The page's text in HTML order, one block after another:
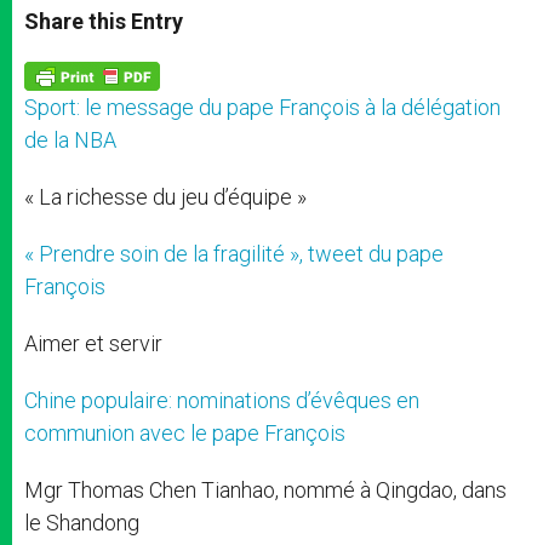
t
s
p
p
s
e
g
e
r
e
b
o
k
Share this Entry
Sport: le message du pape François à la délégation
de la NBA
« La richesse du jeu d’équipe »
« Prendre soin de la fragilité », tweet du pape
François
Aimer et servir
Chine populaire: nominations d’évêques en
communion avec le pape François
Mgr Thomas Chen Tianhao, nommé à Qingdao, dans
le Shandong